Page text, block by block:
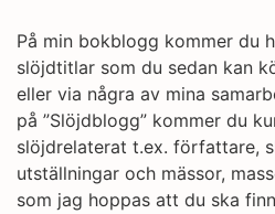
På min bokblogg kommer du
slöjdtitlar som du sedan kan
eller via några av mina
på ”Slöjdblogg” kommer du
slöjdrelaterat t.ex. författare,
utställningar och mässor,
som jag hoppas att du ska